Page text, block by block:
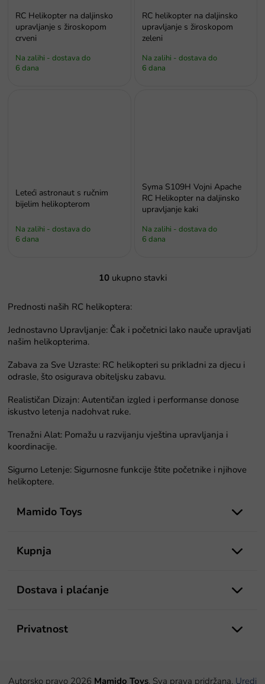
RC Helikopter na daljinsko
upravljanje s žiroskopom
crveni
Na zalihi - dostava do
6 dana
RC helikopter na daljinsko
upravljanje s žiroskopom
zeleni
Na zalihi - dostava do
6 dana
Leteći astronaut s ručnim
bijelim helikopterom
Na zalihi - dostava do
6 dana
Syma S109H Vojni Apache
RC Helikopter na daljinsko
upravljanje kaki
Na zalihi - dostava do
6 dana
K
n
r
o
e
l
i
s
t
n
j
10ukupno stavki
Prednosti naših RC helikoptera:
Jednostavno Upravljanje: Čak i početnici lako nauče upravljati
našim helikopterima.
Zabava za Sve Uzraste: RC helikopteri su prikladni za djecu i
odrasle, što osigurava obiteljsku zabavu.
Realističan Dizajn: Autentičan izgled i performanse donose
iskustvo letenja nadohvat ruke.
Trenažni Alat: Pomažu u razvijanju vještina upravljanja i
koordinacije.
Sigurno Letenje: Sigurnosne funkcije štite početnike i njihove
helikoptere.
Mamido Toys
Kupnja
Dostava i plaćanje
Privatnost
Autorsko pravo 2026 Mamido Toys. Sva prava pridržana. Uredi